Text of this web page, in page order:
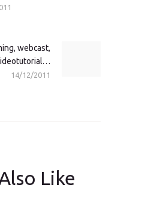
webcast,
14/12/2011
Like